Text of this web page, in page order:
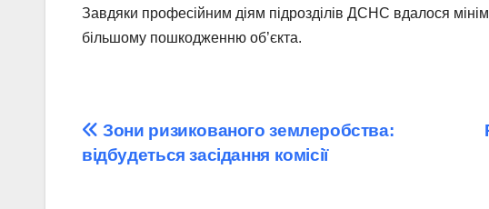
Завдяки професійним діям підрозділів ДСНС вдалося
більшому пошкодженню об’єкта.
Навігація
записів
Зони ризикованого землеробства:
відбудеться засідання комісії